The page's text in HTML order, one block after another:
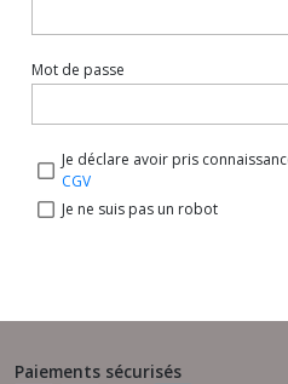
Mot de passe
Je déclare avoir pris
CGV
Je ne suis pas un robot
Paiements sécurisés